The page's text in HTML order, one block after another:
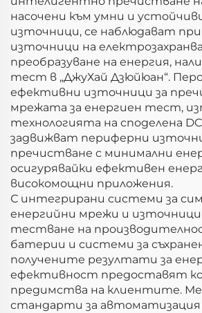
насочени към умни и
източници, се наблюдават
източници на
преобразуване на енергия,
тест в „ДжуХай Дзюйюан“.
ефективни източници за
мрежата за енергиен тест,
технологията на споделена
задвижват периферни
пречистване с минимални
осигурявайки ефективен
високомощни приложения.
С интегрирани системи за
енергийни мрежи и източници
тестване на
батерии и системи за
получените резултати за
ефективност предоставят
предимства на клиентите.
стандарти за автоматизация